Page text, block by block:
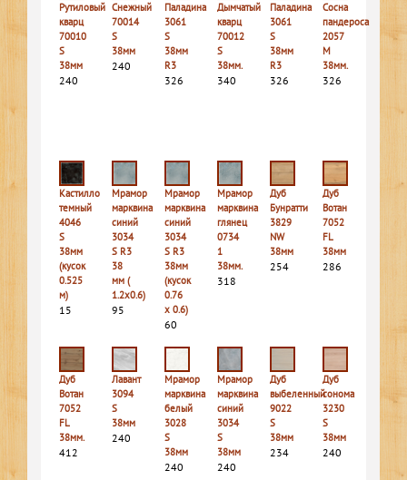
Рутиловый
кварц
70010
S
38мм
240
Снежный
70014
S
38мм
240
Паладина
3061
S
38мм
R3
326
Дымчатый
кварц
70012
S
38мм.
340
Паладина
3061
S
38мм
R3
326
Сосна
пандероса
2057
M
38мм.
326
Кастилло
темный
4046
S
38мм
(кусок
0.525
м)
15
Мрамор
марквина
синий
3034
S R3
38
мм (
1.2х0.6)
95
Мрамор
марквина
синий
3034
S R3
38мм
(кусок
0.76
х 0.6)
60
Мрамор
марквина
глянец
0734
1
38мм.
318
Дуб
Бунратти
3829
NW
38мм
254
Дуб
Вотан
7052
FL
38мм
286
Дуб
Вотан
7052
FL
38мм.
412
Лавант
3094
S
38мм
240
Мрамор
марквина
белый
3028
S
38мм
240
Мрамор
марквина
синий
3034
S
38мм
240
Дуб
выбеленный
9022
S
38мм
234
Дуб
сонома
3230
S
38мм
240